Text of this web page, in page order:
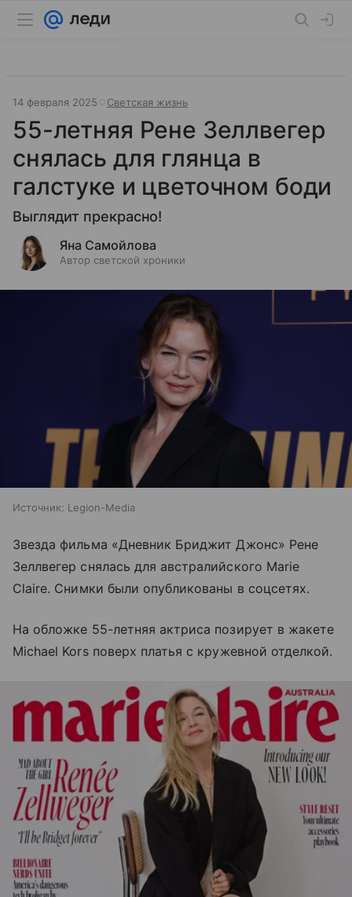
14 февраля 2025 Светская жизнь
55-летняя Рене Зеллвегер
снялась для глянца в
галстуке и цветочном боди
Выглядит прекрасно!
Яна Самойлова
Автор светской хроники
Источник: Legion-Media
Звезда фильма «Дневник Бриджит Джонс» Рене
Зеллвегер снялась для австралийского Marie
Claire. Снимки были опубликованы в соцсетях.
На обложке 55-летняя актриса позирует в жакете
Michael Kors поверх платья с кружевной отделкой.